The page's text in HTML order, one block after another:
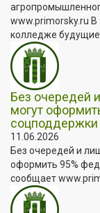
www.primorsky.ru
колледже будущие
Без очередей
могут
соцподдержки
11.06.2026
Без очередей и
оформить 95%
сообщает